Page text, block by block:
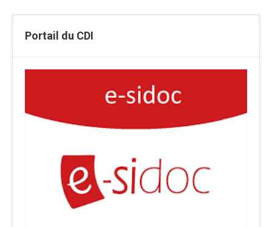
Portail du CDI